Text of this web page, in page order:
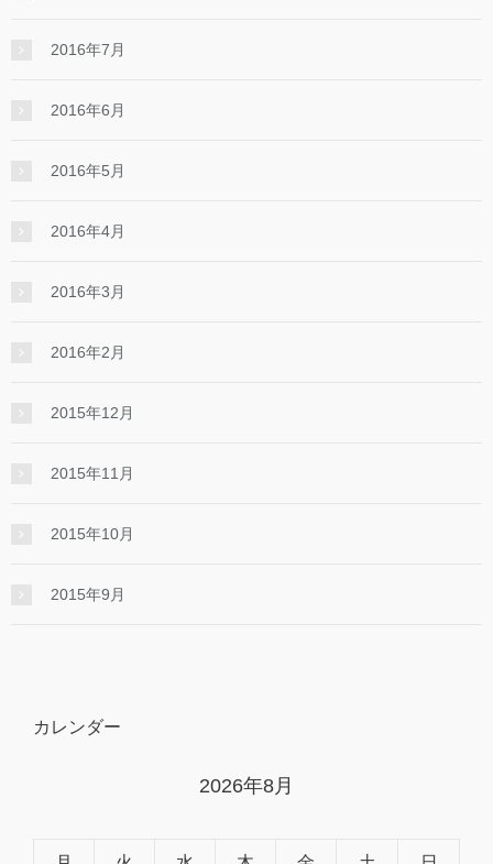
2016年7月
2016年6月
2016年5月
2016年4月
2016年3月
2016年2月
2015年12月
2015年11月
2015年10月
2015年9月
カレンダー
2026年8月